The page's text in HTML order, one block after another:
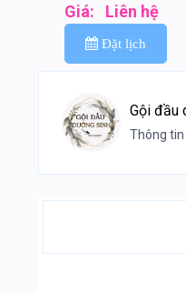
Giá: Liên hệ
Đặt lịch
Gội đầu
Thông tin